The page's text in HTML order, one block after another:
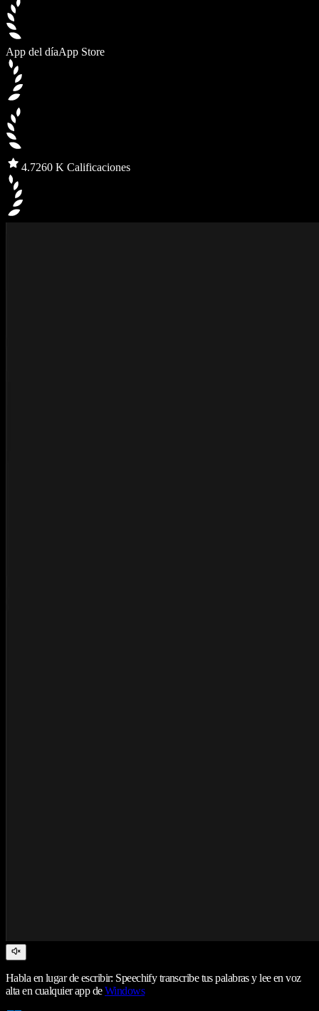
App del díaApp Store
4.7260 K Calificaciones
Habla en lugar de escribir: Speechify transcribe tus palabras y lee en voz
alta en cualquier app deWindows